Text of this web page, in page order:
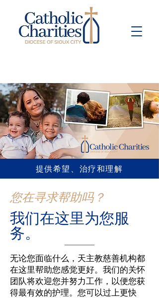
提供希望、治疗和理解
您在寻求帮助吗？
我们在这里为您服
务。
无论您面临什么，天主教慈善机构都
在这里帮助您感觉更好。我们的关怀
团队将欢迎您并努力工作，以便您获
得最有效的护理。您可以过上更快